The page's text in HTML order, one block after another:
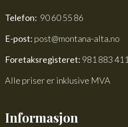
Telefon: 90 60 55 86
E-post: post@montana-alta.no
Foretaksregisteret: 981 883 411
Alle priser er inklusive MVA
Informasjon